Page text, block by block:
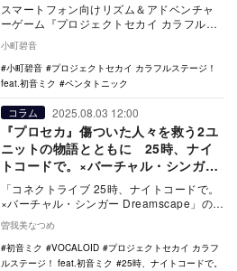
スマートフォン向けリズム＆アドベンチャ
ーゲーム『プロジェクトセカイ カラフルス
テージ！ feat. 初音ミク』（以下：プロセ
カ）…
小町碧音
小町碧音
プロジェクトセカイ カラフルステージ！
feat.初音ミク
ペンタトニック
コラム 2025.08.03 12:00
『プロセカ』傷ついた人々を救う2ユ
ニットの物語とともに 25時、ナイ
トコードで。×バーチャル・シンガー
「コネクトライブ Dreamscape」
「コネクトライブ 25時、ナイトコードで。
×バーチャル・シンガー Dreamscape」の模
様を、夜公演の内容を中心にレポートす…
曽我美なつめ
初音ミク
VOCALOID
プロジェクトセカイ カラフ
ルステージ！ feat.初音ミク
25時、ナイトコードで。